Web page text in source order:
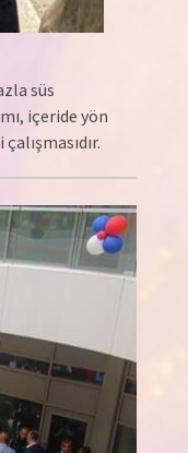
süs
içeride yön